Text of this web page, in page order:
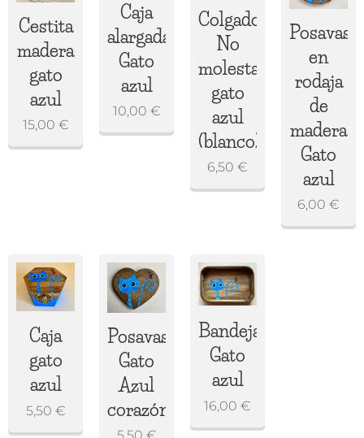
Cestita
madera
gato
azul
15,00 €
Caja
alargada
Gato
azul
10,00 €
Colgador
No
molestar
gato
azul
(blanco)
6,50 €
en
rodaja
de
madera
Gato
azul
6,00 €
Caja
gato
azul
5,50 €
Posavasos
Gato
Azul
corazón
5,50 €
Bandeja
Gato
azul
16,00 €